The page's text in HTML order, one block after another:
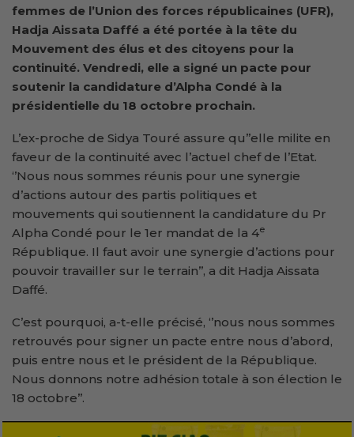
femmes de l’Union des forces républicaines (UFR),
Hadja Aissata Daffé a été portée à la tête du
Mouvement des élus et des citoyens pour la
continuité. Vendredi, elle a signé un pacte pour
soutenir la candidature d’Alpha Condé à la
présidentielle du 18 octobre prochain.
L’ex-proche de Sidya Touré assure qu’’elle milite en
faveur de la continuité avec l’actuel chef de l’Etat.
‘’Nous nous sommes réunis pour une synergie
d’actions autour des partis politiques et
mouvements qui soutiennent la candidature du Pr
Alpha Condé pour le 1er mandat de la 4e
République. Il faut avoir une synergie d’actions pour
pouvoir travailler sur le terrain’’, a dit Hadja Aissata
Daffé.
C’est pourquoi, a-t-elle précisé, ‘’nous nous sommes
retrouvés pour signer un pacte entre nous d’abord,
puis entre nous et le président de la République.
Nous donnons notre adhésion totale à son élection le
18 octobre’’.